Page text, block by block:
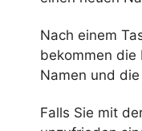
Nach einem
bekommen die
Namen und
Falls Sie mit